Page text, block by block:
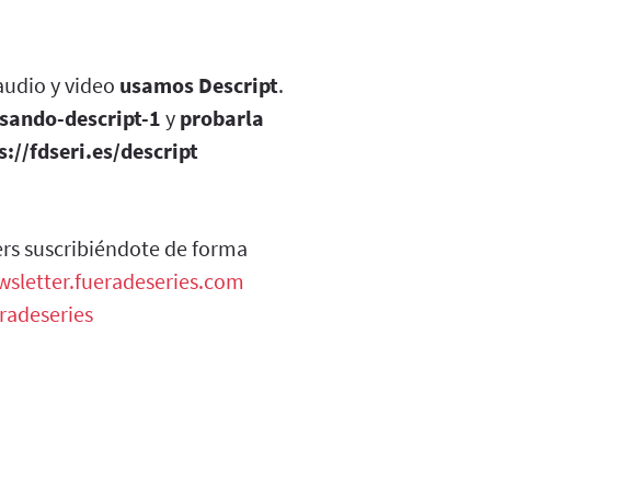
y video usamos Descript.
descript-1y probarla
fdseri.es/descript
suscribiéndote de forma